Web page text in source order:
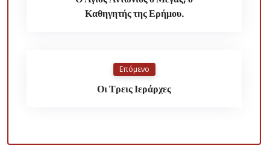
Καθηγητής της Ερήμου.
Επόμενο
Οι Τρεις Ιεράρχες